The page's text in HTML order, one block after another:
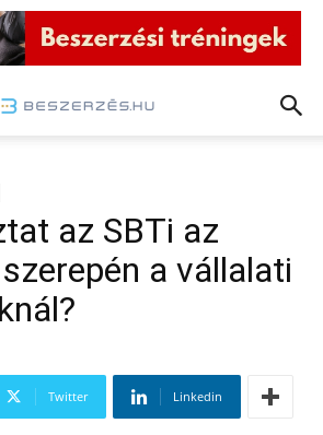
az SBTi az
a vállalati
Twitter Linkedin